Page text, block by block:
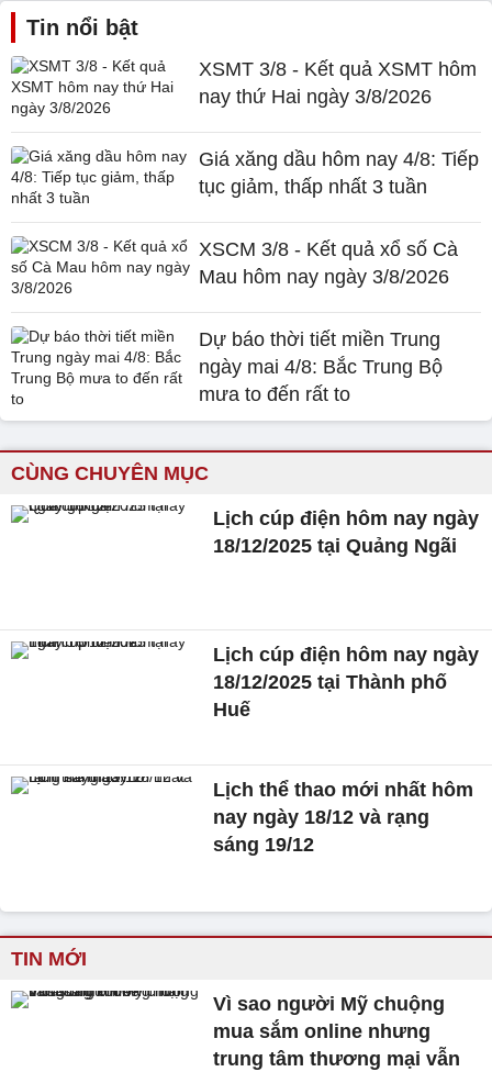
Tin nổi bật
XSMT 3/8 - Kết quả XSMT hôm
nay thứ Hai ngày 3/8/2026
Giá xăng dầu hôm nay 4/8: Tiếp
tục giảm, thấp nhất 3 tuần
XSCM 3/8 - Kết quả xổ số Cà
Mau hôm nay ngày 3/8/2026
Dự báo thời tiết miền Trung
ngày mai 4/8: Bắc Trung Bộ
mưa to đến rất to
CÙNG CHUYÊN MỤC
Lịch cúp điện hôm nay ngày
18/12/2025 tại Quảng Ngãi
Lịch cúp điện hôm nay ngày
18/12/2025 tại Thành phố
Huế
Lịch thể thao mới nhất hôm
nay ngày 18/12 và rạng
sáng 19/12
TIN MỚI
Vì sao người Mỹ chuộng
mua sắm online nhưng
trung tâm thương mại vẫn